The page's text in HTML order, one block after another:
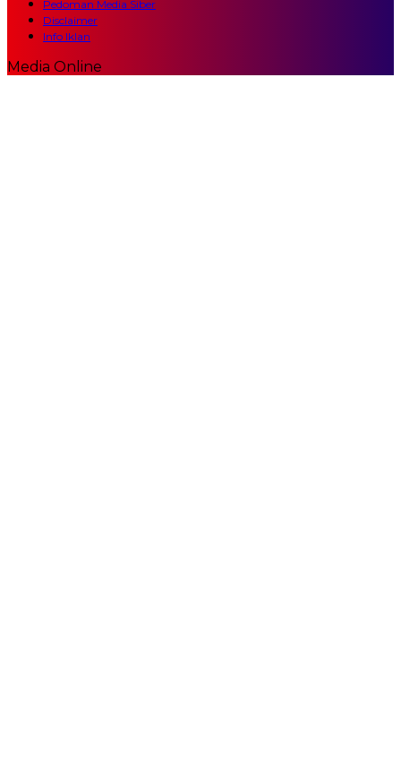
Pedoman Media Siber
Disclaimer
Info Iklan
Media Online